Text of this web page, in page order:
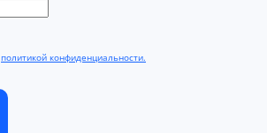
политикой конфиденциальности.